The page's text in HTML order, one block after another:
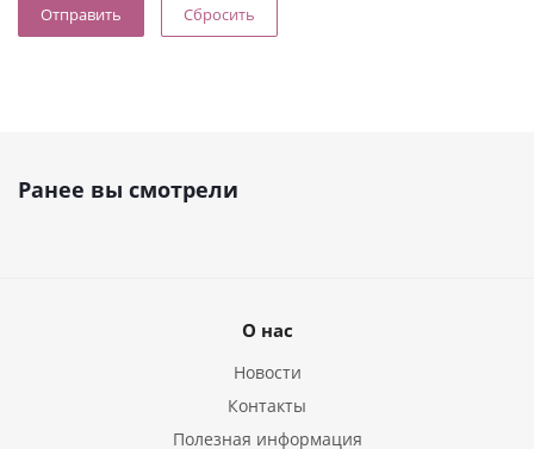
Сбросить
Ранее вы смотрели
О нас
Новости
Контакты
Полезная информация